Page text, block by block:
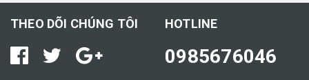
THEO DÕI CHÚNG TÔI HOTLINE
0985676046